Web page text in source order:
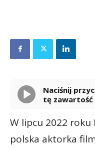
Naciśnij przycisk odtwarzania, aby odsłuchać
tę zawartość
W lipcu 2022 roku
polska aktorka